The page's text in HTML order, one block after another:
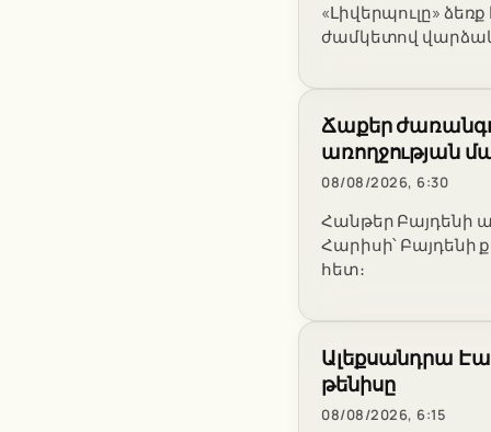
«Լիվերպուլը»
ժամկետով
Ճաքեր
առողջության
08/08/2026, 6:30
Հանթեր Բայդենի
Հարիսի՝
հետ։
Ալեքսանդրա
թենիսը
08/08/2026, 6:15